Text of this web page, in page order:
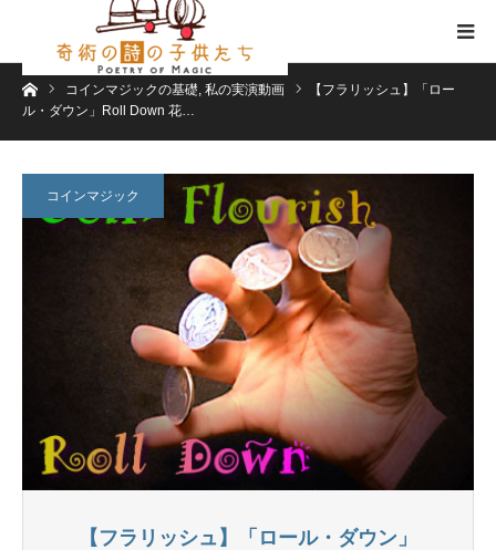
ホームコインマジックの基礎, 私の実演動画
【フラリッシュ】「ロー
ル・ダウン」Roll Down 花…
コインマジック
【フラリッシュ】「ロール・ダウン」